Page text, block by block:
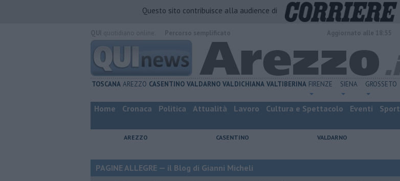
Questo sito contribuisce alla audience di
TOSCANA AREZZO CASENTINO VALDARNO VALDICHIANA VALTIBERINA FIRENZE SIENA GROSSETO
Home Cronaca Politica Attualità Lavoro Cultura e Spettacolo Eventi Sport
AREZZO CASENTINO VALDARNO
PAGINE ALLEGRE — il Blog di Gianni Micheli